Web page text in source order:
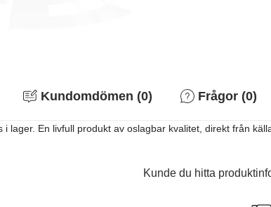
Kundomdömen (0) Frågor (0)
lager. En livfull produkt av oslagbar kvalitet, direkt från
Kunde du hitta